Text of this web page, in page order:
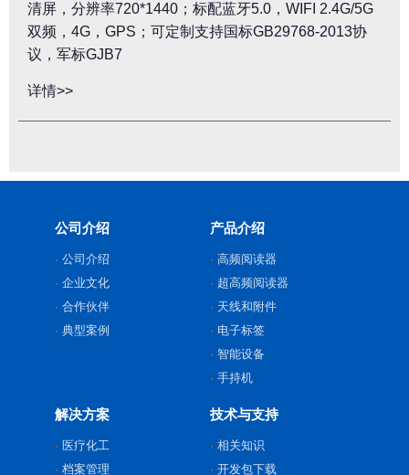
清屏，分辨率720*1440；标配蓝牙5.0，WIFI 2.4G/5G
双频，4G，GPS；可定制支持国标GB29768-2013协
议，军标GJB7
详情>>
公司介绍
公司介绍
企业文化
合作伙伴
典型案例
产品介绍
高频阅读器
超高频阅读器
天线和附件
电子标签
智能设备
手持机
解决方案
医疗化工
档案管理
技术与支持
相关知识
开发包下载